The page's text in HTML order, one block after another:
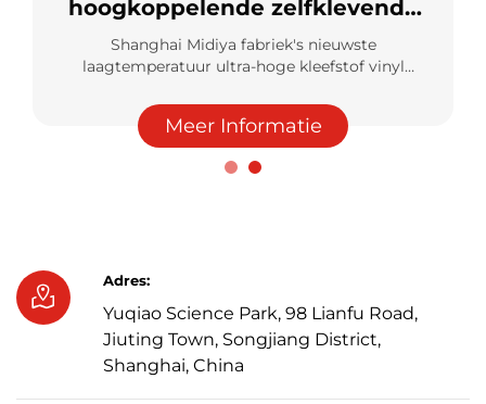
hoogkoppelende zelfklevende
vinyl
Shanghai Midiya fabriek's nieuwste
laagtemperatuur ultra-hoge kleefstof vinyl
motorfiets decal, auto decal, container, inclusief
schip decal, super koude weerstand, zuur en
alkalisch weerstand, corrosiebestendig...
Meer Informatie
Adres:
Yuqiao Science Park, 98 Lianfu Road,
Jiuting Town, Songjiang District,
Shanghai, China